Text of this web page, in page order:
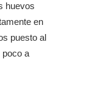
huevos
en
puesto al
poco a